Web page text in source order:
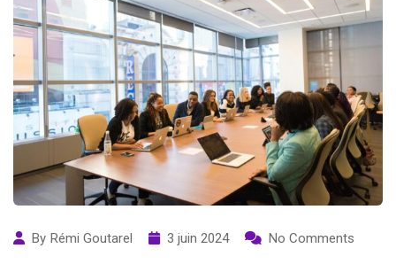
By Rémi Goutarel 3 juin 2024 No Comments